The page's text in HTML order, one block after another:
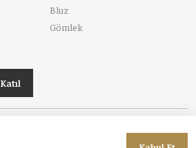
Bluz
Gömlek
Katıl